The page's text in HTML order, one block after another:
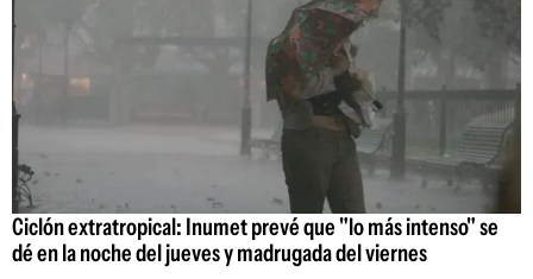
Ciclón extratropical: Inumet prevé que "lo más intenso" se
dé en la noche del jueves y madrugada del viernes